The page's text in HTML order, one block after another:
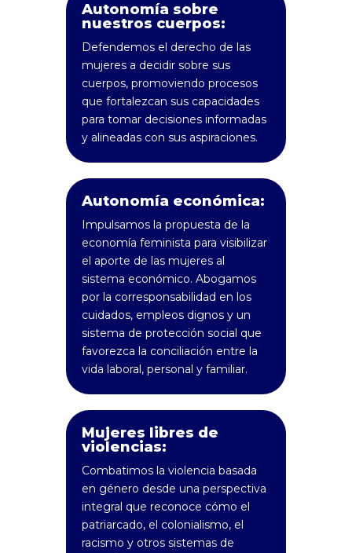
Autonomía sobre
nuestros cuerpos:
Defendemos el derecho de las
mujeres a decidir sobre sus
cuerpos, promoviendo procesos
que fortalezcan sus capacidades
para tomar decisiones informadas
y alineadas con sus aspiraciones.
Autonomía económica:
Impulsamos la propuesta de la
economía feminista para visibilizar
el aporte de las mujeres al
sistema económico. Abogamos
por la corresponsabilidad en los
cuidados, empleos dignos y un
sistema de protección social que
favorezca la conciliación entre la
vida laboral, personal y familiar.
Mujeres libres de
violencias:
Combatimos la violencia basada
en género desde una perspectiva
integral que reconoce cómo el
patriarcado, el colonialismo, el
racismo y otros sistemas de